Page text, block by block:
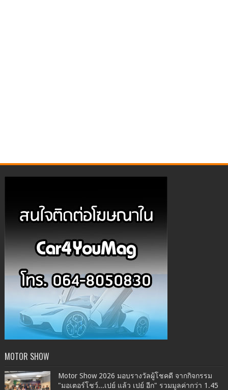
MOTOR SHOW
Motor Show 2026 มอบรางวัลผู้โชคดี จากกิจกรรม
"มอเตอร์โชว์...เปย์ แล้ว เปย์ อีก" รวมมูลค่ากว่า 1.45